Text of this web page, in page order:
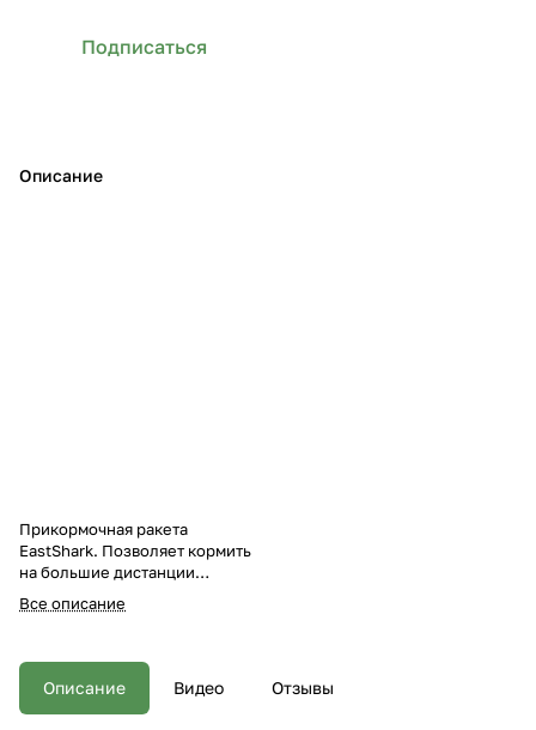
Подписаться
Описание
Прикормочная ракета
EastShark. Позволяет кормить
на большие дистанции
прикормкой любой фракции и
консистенции. Обладает
качествами. Легко и быстро
выматывается после заброса в
точку. Одна из самых успешных
Все описание
Описание Видео Отзывы